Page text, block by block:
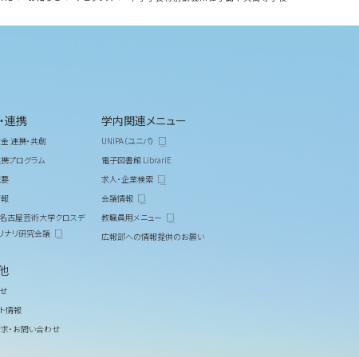
連携
連携・共創
プログラム
古屋芸術大学クロスデ
ナリ研究会議
情報
・お問い合わせ
学内関連メニュー
UNIPA（ユニパ）
電子図書館 LibrariE
求人・企業検索
会議情報
教職員用メニュー
広報部への情報提供のお願い